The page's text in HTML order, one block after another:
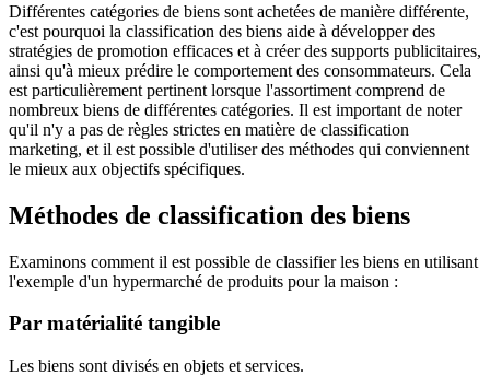
Différentes catégories de biens sont achetées de manière différente,
c'est pourquoi la classification des biens aide à développer des
stratégies de promotion efficaces et à créer des supports publicitaires,
ainsi qu'à mieux prédire le comportement des consommateurs. Cela
est particulièrement pertinent lorsque l'assortiment comprend de
nombreux biens de différentes catégories. Il est important de noter
qu'il n'y a pas de règles strictes en matière de classification
marketing, et il est possible d'utiliser des méthodes qui conviennent
le mieux aux objectifs spécifiques.
Méthodes de classification des biens
Examinons comment il est possible de classifier les biens en utilisant
l'exemple d'un hypermarché de produits pour la maison :
Par matérialité tangible
Les biens sont divisés en objets et services.